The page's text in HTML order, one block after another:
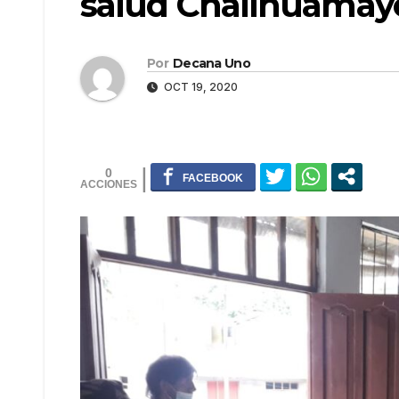
Por Decana Uno
OCT 19, 2020
0